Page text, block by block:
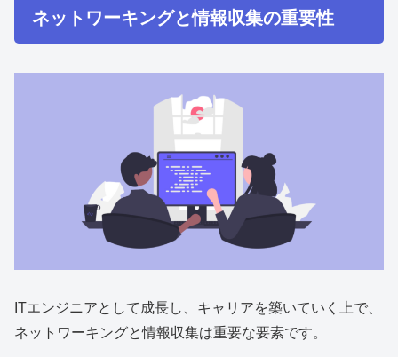
ネットワーキングと情報収集の重要性
ITエンジニアとして成長し、キャリアを築いていく上で、
ネットワーキングと情報収集は重要な要素です。